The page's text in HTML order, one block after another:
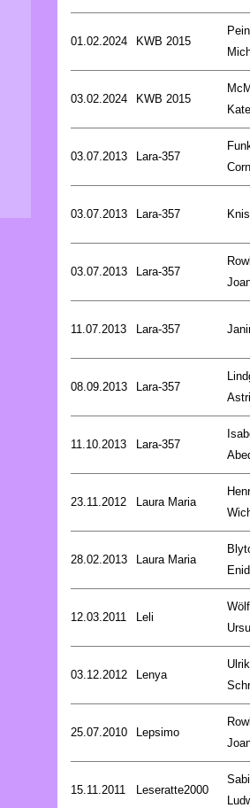
01.02.2024 KWB 2015
03.02.2024 KWB 2015
Kate
03.07.2013 Lara-357
03.07.2013 Lara-357
03.07.2013 Lara-357
11.07.2013 Lara-357
08.09.2013 Lara-357
11.10.2013 Lara-357
23.11.2012 Laura Maria
28.02.2013 Laura Maria
Enid
12.03.2011 Leli
03.12.2012 Lenya
25.07.2010 Lepsimo
15.11.2011 Leseratte2000